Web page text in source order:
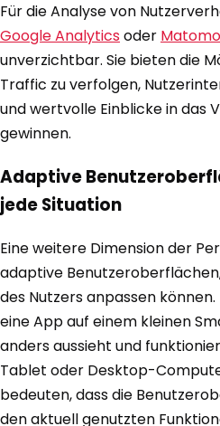
Für die Analyse von
Google Analyticsoder Matomo
unverzichtbar. Sie bieten die
Traffic zu verfolgen,
und wertvolle Einblicke in das
gewinnen.
Adaptive
jede Situation
Eine weitere Dimension der
adaptive
des Nutzers anpassen
eine App auf einem kleinen
anders aussieht und
Tablet oder Desktop-
bedeuten, dass die
den aktuell genutzten